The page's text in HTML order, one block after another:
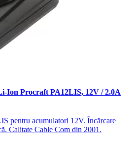
Ion Procraft PA12LIS, 12V / 2.0A
pentru acumulatori 12V. Încărcare
Calitate Cable Com din 2001.